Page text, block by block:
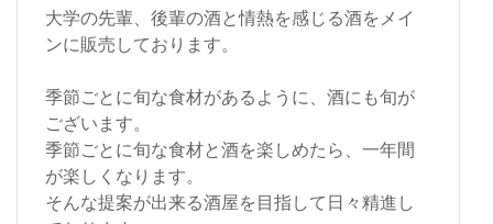
大学の先輩、後輩の酒と情熱を感じる酒をメイ
ンに販売しております。
季節ごとに旬な食材があるように、酒にも旬が
ございます。
季節ごとに旬な食材と酒を楽しめたら、一年間
が楽しくなります。
そんな提案が出来る酒屋を目指して日々精進し